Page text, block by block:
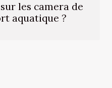
les camera de
aquatique ?